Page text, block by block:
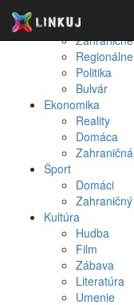
Domáce
Zahraničné
Regionálne
Politika
Bulvár
Ekonomika
Reality
Domáca
Zahraničná
Šport
Domáci
Zahraničný
Kultúra
Hudba
Film
Zábava
Literatúra
Umenie